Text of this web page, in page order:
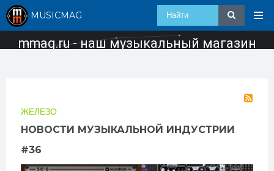
MUSICMAG
mmag.ru - наш музыкальный магазин
ЖЕЛЕЗО
НОВОСТИ МУЗЫКАЛЬНОЙ ИНДУСТРИИ
#36